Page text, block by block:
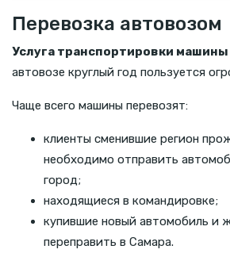
Перевозка автовозом
Услуга транспортировки
автовозе круглый год пользуется
Чаще всего машины перевозят:
клиенты сменившие регион
необходимо отправить
город;
находящиеся в командировке;
купившие новый автомобиль и
переправить в Самара.